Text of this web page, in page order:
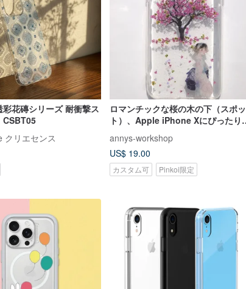
彩花磚シリーズ 耐衝撃ス
CSBT05
クリエセンス
ロマンチックな桜の木の下（スポッ
ト）、Apple iPhone Xにぴったり
な、アニーの工房手作り押し花携帯
電話保護ケース
annys-workshop
US$ 19.00
カスタム可 Pinkoi限定